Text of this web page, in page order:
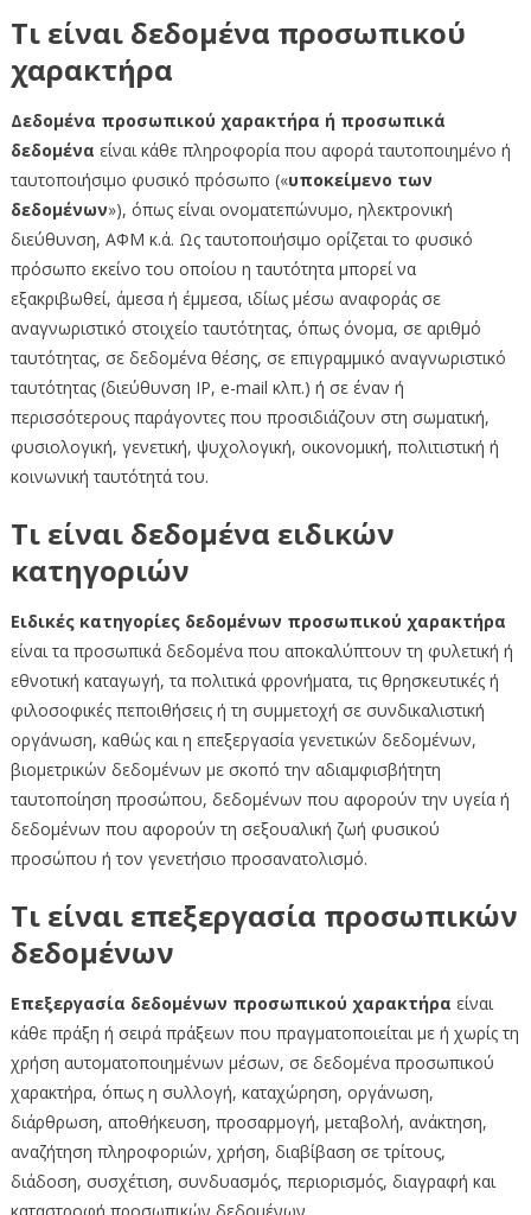
Τι είναι δεδομένα προσωπικού
χαρακτήρα
Δεδομένα προσωπικού χαρακτήρα ή προσωπικά
δεδομένα είναι κάθε πληροφορία που αφορά ταυτοποιημένο ή
ταυτοποιήσιμο φυσικό πρόσωπο («υποκείμενο των
δεδομένων»), όπως είναι ονοματεπώνυμο, ηλεκτρονική
διεύθυνση, ΑΦΜ κ.ά. Ως ταυτοποιήσιμο ορίζεται το φυσικό
πρόσωπο εκείνο του οποίου η ταυτότητα μπορεί να
εξακριβωθεί, άμεσα ή έμμεσα, ιδίως μέσω αναφοράς σε
αναγνωριστικό στοιχείο ταυτότητας, όπως όνομα, σε αριθμό
ταυτότητας, σε δεδομένα θέσης, σε επιγραμμικό αναγνωριστικό
ταυτότητας (διεύθυνση ΙΡ, e-mail κλπ.) ή σε έναν ή
περισσότερους παράγοντες που προσιδιάζουν στη σωματική,
φυσιολογική, γενετική, ψυχολογική, οικονομική, πολιτιστική ή
κοινωνική ταυτότητά του.
Τι είναι δεδομένα ειδικών
κατηγοριών
Ειδικές κατηγορίες δεδομένων προσωπικού χαρακτήρα
είναι τα προσωπικά δεδομένα που αποκαλύπτουν τη φυλετική ή
εθνοτική καταγωγή, τα πολιτικά φρονήματα, τις θρησκευτικές ή
φιλοσοφικές πεποιθήσεις ή τη συμμετοχή σε συνδικαλιστική
οργάνωση, καθώς και η επεξεργασία γενετικών δεδομένων,
βιομετρικών δεδομένων με σκοπό την αδιαμφισβήτητη
ταυτοποίηση προσώπου, δεδομένων που αφορούν την υγεία ή
δεδομένων που αφορούν τη σεξουαλική ζωή φυσικού
προσώπου ή τον γενετήσιο προσανατολισμό.
Τι είναι επεξεργασία προσωπικών
δεδομένων
Επεξεργασία δεδομένων προσωπικού χαρακτήρα είναι
κάθε πράξη ή σειρά πράξεων που πραγματοποιείται με ή χωρίς τη
χρήση αυτοματοποιημένων μέσων, σε δεδομένα προσωπικού
χαρακτήρα, όπως η συλλογή, καταχώρηση, οργάνωση,
διάρθρωση, αποθήκευση, προσαρμογή, μεταβολή, ανάκτηση,
αναζήτηση πληροφοριών, χρήση, διαβίβαση σε τρίτους,
διάδοση, συσχέτιση, συνδυασμός, περιορισμός, διαγραφή και
καταστροφή προσωπικών δεδομένων.